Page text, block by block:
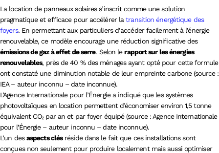
La location de panneaux solaires s’inscrit comme une solution
pragmatique et efficace pour accélérer latransition énergétique des
foyers. En permettant aux particuliers d’accéder facilement à l’énergie
renouvelable, ce modèle encourage une réduction significative des
émissions de gaz à effet de serre. Selon lerapport sur les énergies
renouvelables, près de 40 % des ménages ayant opté pour cette formule
ont constaté une diminution notable de leur empreinte carbone (source :
IEA – auteur inconnu – date inconnue).
L’Agence Internationale pour l’Énergie a indiqué que les systèmes
photovoltaïques en location permettent d’économiser environ 1,5 tonne
équivalent CO₂ par an et par foyer équipé (source : Agence Internationale
pour l’Énergie – auteur inconnu – date inconnue).
L’un desaspects clésréside dans le fait que ces installations sont
conçues non seulement pour produire localement mais aussi optimiser